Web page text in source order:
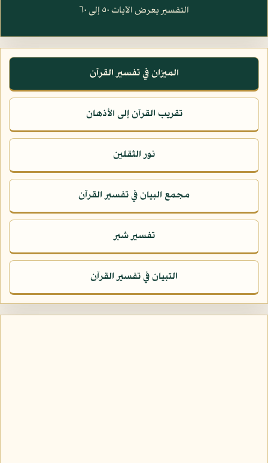
التفسير يعرض الآيات ٥٠ إلى ٦٠
الميزان في تفسير القرآن
تقريب القرآن إلى الأذهان
نور الثقلين
مجمع البيان في تفسير القرآن
تفسير شبر
التبيان في تفسير القرآن